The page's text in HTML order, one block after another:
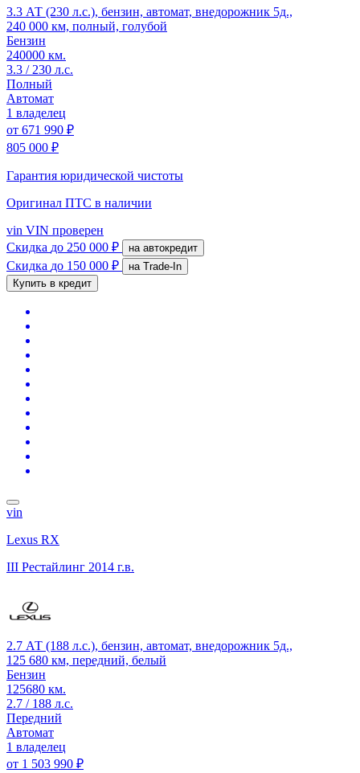
3.3 АТ (230 л.с.), бензин, автомат, внедорожник 5д.,
240 000 км, полный, голубой
Бензин
240000 км.
3.3 / 230 л.с.
Полный
Автомат
1 владелец
от 671 990 ₽
805 000 ₽
Гарантия юридической чистоты
Оригинал ПТС в наличии
vin VIN проверен
Скидка до 250 000 ₽ на автокредит
Скидка до 150 000 ₽
на Trade-In
Купить в кредит
vin
Lexus RX
III Рестайлинг 2014 г.в.
2.7 АТ (188 л.с.), бензин, автомат, внедорожник 5д.,
125 680 км, передний, белый
Бензин
125680 км.
2.7 / 188 л.с.
Передний
Автомат
1 владелец
от 1 503 990 ₽